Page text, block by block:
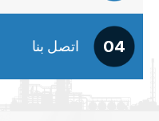
04 اتصل بنا